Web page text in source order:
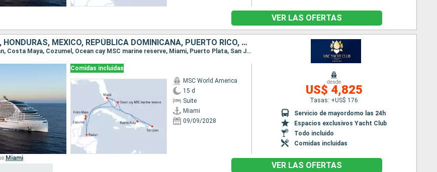
VER LAS OFERTAS
ESTADOS UNIDOS, HONDURAS, MÉXICO, REPÚBLICA DOMINICANA, PUERTO RICO, BAHAMAS
Itinerario : Miami, Roatan, Costa Maya, Cozumel, Ocean cay MSC marine reserve, Miami, Puerto Plata, San Juan, Ocean cay MSC marine reserve, Miami
Comidas incluidas
MSC World America
15 d
Suite
Miami
09/09/2028
desde
US$ 4,825
Tasas: +US$ 176
Servicio de mayordomo las 24h
Espacios exclusivos Yacht Club
Todo incluido
Comidas incluidas
Miami
VER LAS OFERTAS